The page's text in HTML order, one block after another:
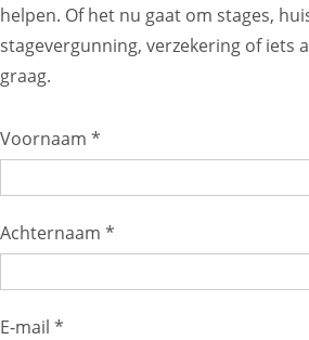
helpen. Of het nu gaat om stages,
stagevergunning, verzekering of iets
graag.
Voornaam *
Achternaam *
E-mail *